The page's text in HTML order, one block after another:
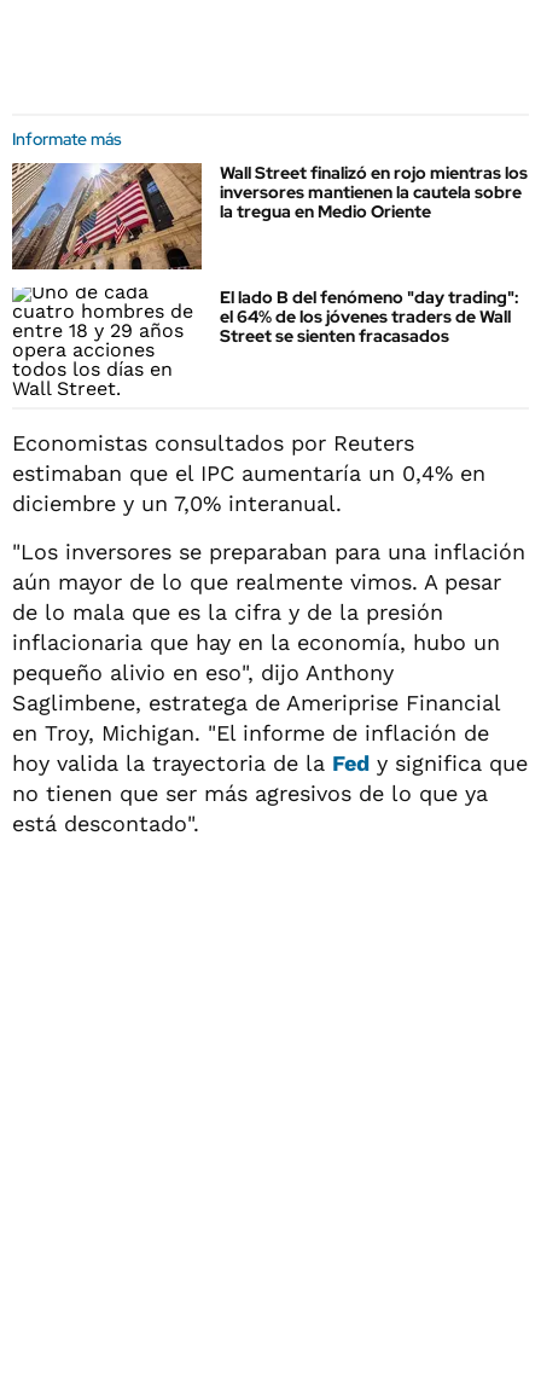
Informate más
Wall Street finalizó en rojo mientras los
inversores mantienen la cautela sobre
la tregua en Medio Oriente
El lado B del fenómeno "day trading":
el 64% de los jóvenes traders de Wall
Street se sienten fracasados
Economistas consultados por Reuters
estimaban que el IPC aumentaría un 0,4% en
diciembre y un 7,0% interanual.
"Los inversores se preparaban para una inflación
aún mayor de lo que realmente vimos. A pesar
de lo mala que es la cifra y de la presión
inflacionaria que hay en la economía, hubo un
pequeño alivio en eso", dijo Anthony
Saglimbene, estratega de Ameriprise Financial
en Troy, Michigan. "El informe de inflación de
hoy valida la trayectoria de la Fed y significa que
no tienen que ser más agresivos de lo que ya
está descontado".